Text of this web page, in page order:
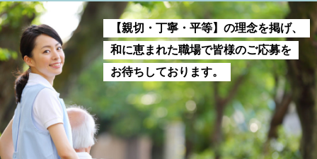
【親切・丁寧・平等】の理念を掲げ、
和に恵まれた職場で皆様のご応募を
お待ちしております。